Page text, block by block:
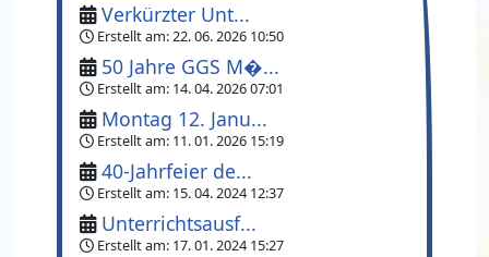
Verkürzter Unt...
Erstellt am:22. 06. 2026 10:50
50 Jahre GGS M�...
Erstellt am: 14. 04. 2026 07:01
Montag 12. Janu...
Erstellt am: 11. 01. 2026 15:19
40-Jahrfeier de...
Erstellt am: 15. 04. 2024 12:37
Unterrichtsausf...
Erstellt am: 17. 01. 2024 15:27